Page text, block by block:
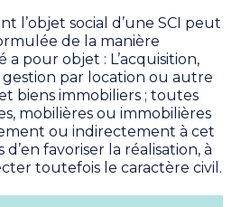
l’objet social d’une SCI peut
de la manière
a pour objet : L’acquisition,
gestion par location ou autre
biens immobiliers ; toutes
mobilières ou immobilières
ou indirectement à cet
favoriser la réalisation, à
toutefois le caractère civil.